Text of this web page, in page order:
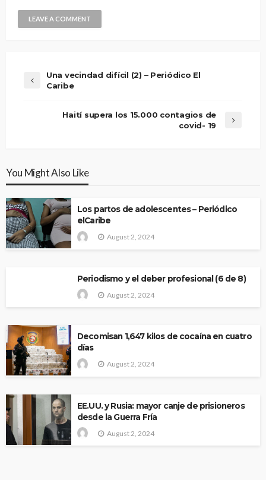
Una vecindad difícil (2) – Periódico El
Caribe
Haití supera los 15.000 contagios de
covid- 19
You Might Also Like
Los partos de adolescentes – Periódico
elCaribe
August 2, 2024
Periodismo y el deber profesional (6 de 8)
August 2, 2024
Decomisan 1,647 kilos de cocaína en cuatro
días
August 2, 2024
EE.UU. y Rusia: mayor canje de prisioneros
desde la Guerra Fría
August 2, 2024